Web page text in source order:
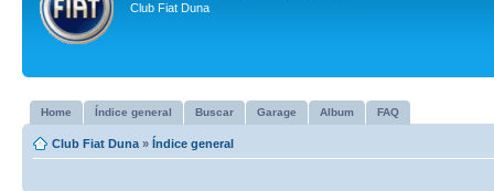
Club Fiat Duna
Home Índice general Buscar Garage Album FAQ
Club Fiat Duna » Índice general